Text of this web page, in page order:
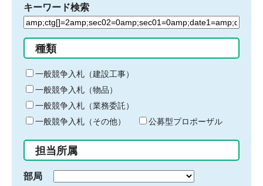
キーワード検索
検
る
キ
ー
ワ
ー
ド
入
力
種類
一般競争入札（建設工事）
一般競争入札（物品）
一般競争入札（業務委託）
一般競争入札（その他）
公募型プロポーザル
担当所属
部局